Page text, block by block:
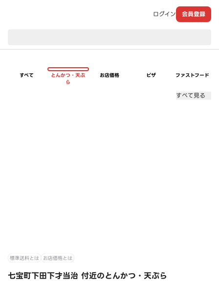
ログイン 会員登録
すべて
とんかつ・天ぷ
ら
お店価格 ピザ ファストフード
すべて見る
標準送料とは お店価格とは
七宝町下田下才当治 付近のとんかつ・天ぷら